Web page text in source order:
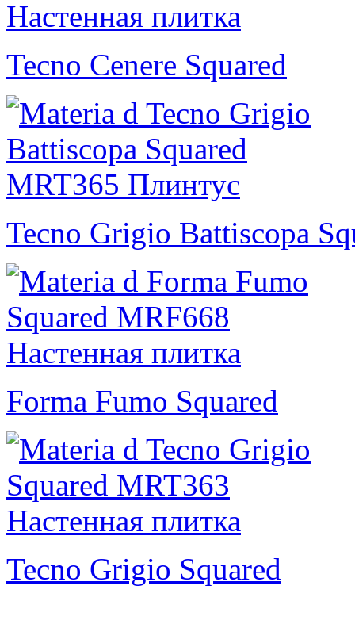
Tecno Cenere Squared
Tecno Grigio Battiscopa
Forma Fumo Squared
Tecno Grigio Squared